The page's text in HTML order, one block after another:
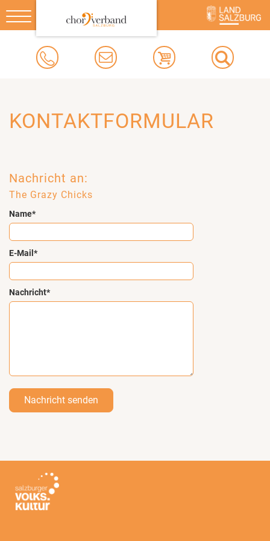
Toggle
navigation
KONTAKTFORMULAR
Nachricht an:
The Grazy Chicks
Name*
E-Mail*
Nachricht*
Nachricht senden